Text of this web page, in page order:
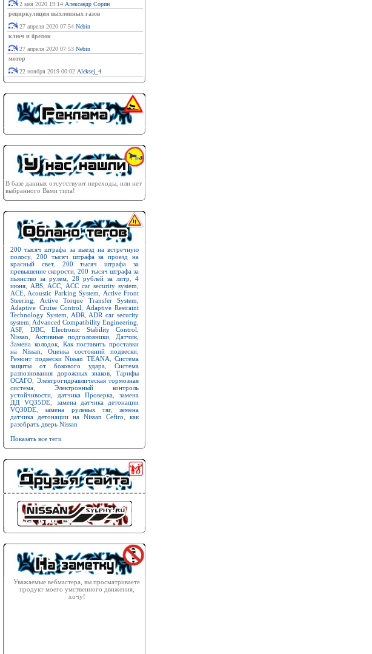
2 мая 2020 19:14 Александр Сорин
рециркуляция выхлопных газов
27 апреля 2020 07:54 Nebin
ключ и брелок
27 апреля 2020 07:53 Nebin
мотор
22 ноября 2019 00:02 Aleksej_4
В базе данных отсутствуют переходы, или нет
выбранного Вами типа!
200 тысяч штрафа за выезд на встречную
полосу, 200 тысяч штрафа за проезд на
красный свет, 200 тысяч штрафа за
превышение скорости ,200 тысяч штрафа за
пьянство за рулем
28 рублей за литр
4
июня
ABS ACC ACC car security system
ACE Acoustic Parking System
Active Front
Steering
Active Torque Transfer System
Adaptive Cruise Control
Adaptive Restraint
Technology System
ADR
ADR car security
system Advanced Compatibility Engineering
ASF, DBC, Electronic Stability Control
Nissan
Активные подголовники Датчик
Замена колодок, Как поставить проставки
на Nissan
Оценка состояний подвески
Ремонт подвески Nissan TEANA
Система
защиты от бокового удара
Система
разпознования дорожных знаков ,Тарифы
ОСАГО
Электрогидравлическая тормозная
система
Электронный контроль
устойчивости
датчика Проверка ,замена
ДД VQ35DE
замена датчика детонации
VQ30DE ,замена рулевых тяг, земена
датчика детонации на Nissan Cefiro
как
разобрать дверь Nissan
Показать все теги
Уважаемые вебмастера, вы просматриваете
продукт моего умственного движения,
хочу!